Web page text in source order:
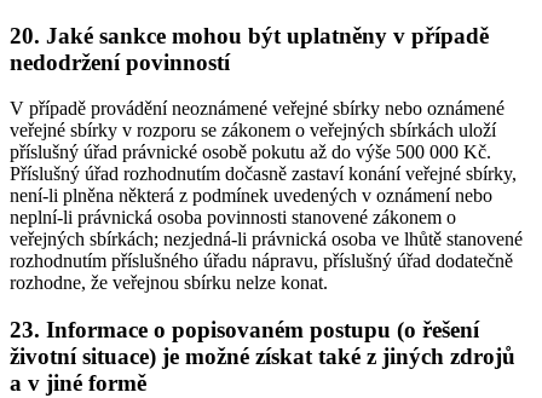
20. Jaké sankce mohou být uplatněny v případě
nedodržení povinností
V případě provádění neoznámené veřejné sbírky nebo oznámené
veřejné sbírky v rozporu se zákonem o veřejných sbírkách uloží
příslušný úřad právnické osobě pokutu až do výše 500 000 Kč.
Příslušný úřad rozhodnutím dočasně zastaví konání veřejné sbírky,
není-li plněna některá z podmínek uvedených v oznámení nebo
neplní-li právnická osoba povinnosti stanovené zákonem o
veřejných sbírkách; nezjedná-li právnická osoba ve lhůtě stanovené
rozhodnutím příslušného úřadu nápravu, příslušný úřad dodatečně
rozhodne, že veřejnou sbírku nelze konat.
23. Informace o popisovaném postupu (o řešení
životní situace) je možné získat také z jiných zdrojů
a v jiné formě